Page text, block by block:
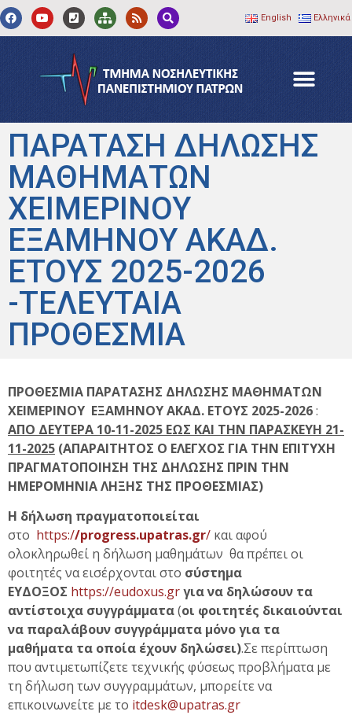
English Ελληνικά
ΠΑΡΑΤΑΣΗ ΔΗΛΩΣΗΣ
ΜΑΘΗΜΑΤΩΝ
ΧΕΙΜΕΡΙΝΟΥ
ΕΞΑΜΗΝΟΥ ΑΚΑΔ.
ΕΤΟΥΣ 2025-2026
-ΤΕΛΕΥΤΑΙΑ
ΠΡΟΘΕΣΜΙΑ
ΠΡΟΘΕΣΜΙΑ ΠΑΡΑΤΑΣΗΣ ΔΗΛΩΣΗΣ ΜΑΘΗΜΑΤΩΝ
ΧΕΙΜΕΡΙΝΟΥ ΕΞΑΜΗΝΟΥ ΑΚΑΔ. ΕΤΟΥΣ 2025-2026:
ΑΠΟ ΔΕΥΤΕΡΑ 10-11-2025 ΕΩΣ ΚΑΙ ΤΗΝ ΠΑΡΑΣΚΕΥΗ 21-
11-2025 (ΑΠΑΡΑΙΤΗΤΟΣ Ο ΕΛΕΓΧΟΣ ΓΙΑ ΤΗΝ ΕΠΙΤΥΧΗ
ΠΡΑΓΜΑΤΟΠΟΙΗΣΗ ΤΗΣ ΔΗΛΩΣΗΣ ΠΡΙΝ ΤΗΝ
ΗΜΕΡΟΜΗΝΙΑ ΛΗΞΗΣ ΤΗΣ ΠΡΟΘΕΣΜΙΑΣ)
Η δήλωση πραγματοποιείται
στο https://progress.upatras.gr/ και αφού
ολοκληρωθεί η δήλωση μαθημάτων θα πρέπει οι
φοιτητές να εισέρχονται στο σύστημα
ΕΥΔΟΞΟΣ https://eudoxus.grγια να δηλώσουν τα
αντίστοιχα συγγράμματα(οι φοιτητές δικαιούνται
να παραλάβουν συγγράμματα μόνο για τα
μαθήματα τα οποία έχουν δηλώσει).Σε περίπτωση
που αντιμετωπίζετε τεχνικής φύσεως προβλήματα με
τη δήλωση των συγγραμμάτων, μπορείτε να
επικοινωνείτε με το itdesk@upatras.gr